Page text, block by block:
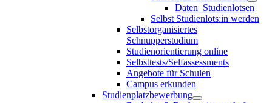
Daten_Studienlotsen
Selbst Studienlots:in werden
Selbstorganisiertes
Schnupperstudium
Studienorientierung online
Selbsttests/Selfassessments
Angebote für Schulen
Campus erkunden
Studienplatzbewerbung